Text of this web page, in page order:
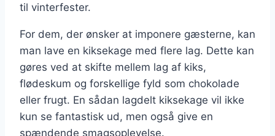
til vinterfester.
For dem, der ønsker at imponere gæsterne, kan
man lave en kiksekage med flere lag. Dette kan
gøres ved at skifte mellem lag af kiks,
flødeskum og forskellige fyld som chokolade
eller frugt. En sådan lagdelt kiksekage vil ikke
kun se fantastisk ud, men også give en
spændende smagsoplevelse.